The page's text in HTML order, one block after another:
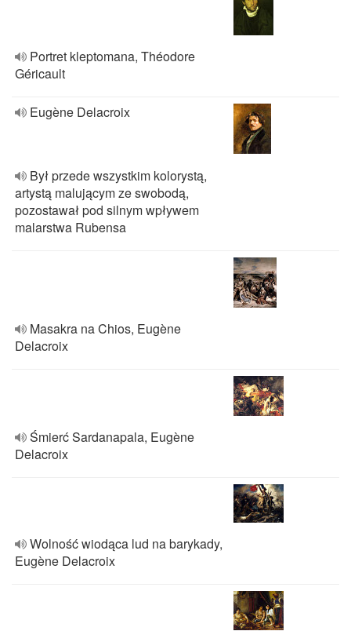
Portret kleptomana, Théodore
Géricault
Eugène Delacroix
Był przede wszystkim kolorystą,
artystą malującym ze swobodą,
pozostawał pod silnym wpływem
malarstwa Rubensa
Masakra na Chios, Eugène
Delacroix
Śmierć Sardanapala, Eugène
Delacroix
Wolność wiodąca lud na barykady,
Eugène Delacroix